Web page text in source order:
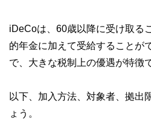
iDeCoは、60歳以降に受け取る
的年金に加えて受給することが
で、大きな税制上の優遇が特徴
以下、加入方法、対象者、拠出
ょう。